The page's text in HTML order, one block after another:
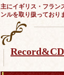
主にイギリス・フラン
ンルを取り扱っており